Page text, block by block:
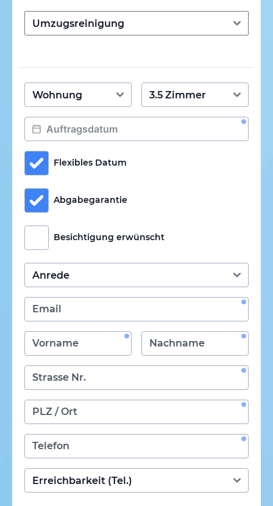
Flexibles Datum
Abgabegarantie
Besichtigung erwünscht